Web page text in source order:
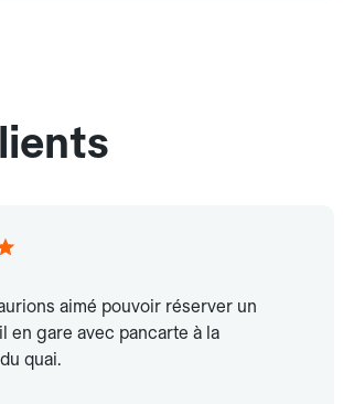
aimé pouvoir réserver un
en gare avec pancarte à la
quai.